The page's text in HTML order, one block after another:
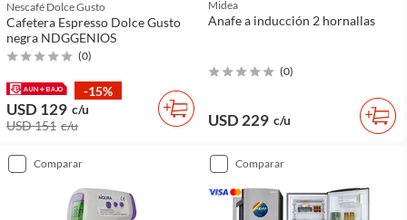
Nescafé Dolce Gusto
Cafetera Espresso Dolce Gusto
negra NDGGENIOS
(0)
-15%
USD 129 c/u
USD 151 c/u
Midea
Anafe a inducción 2 hornallas
(0)
USD 229 c/u
comparar comparar